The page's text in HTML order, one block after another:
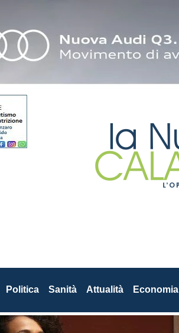
Politica Sanità Attualità Economia